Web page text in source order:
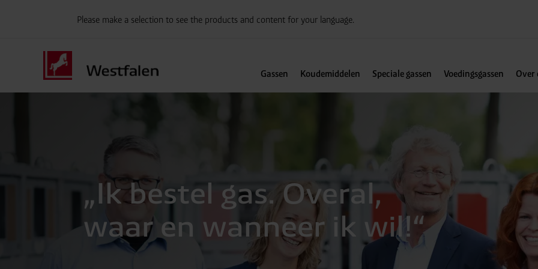
Please make a selection to see the products and content for your language.
Gassen Koudemiddelen Speciale gassen Voedingsgassen Over
„Ik bestel gas. Overal,
waar en wanneer ik wil!“